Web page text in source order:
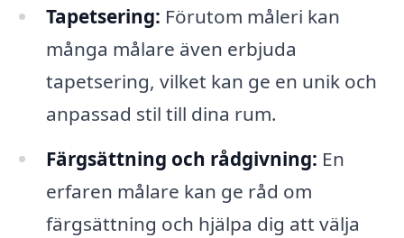
Tapetsering: Förutom måleri kan
många målare även erbjuda
tapetsering, vilket kan ge en unik och
anpassad stil till dina rum.
Färgsättning och rådgivning: En
erfaren målare kan ge råd om
färgsättning och hjälpa dig att välja